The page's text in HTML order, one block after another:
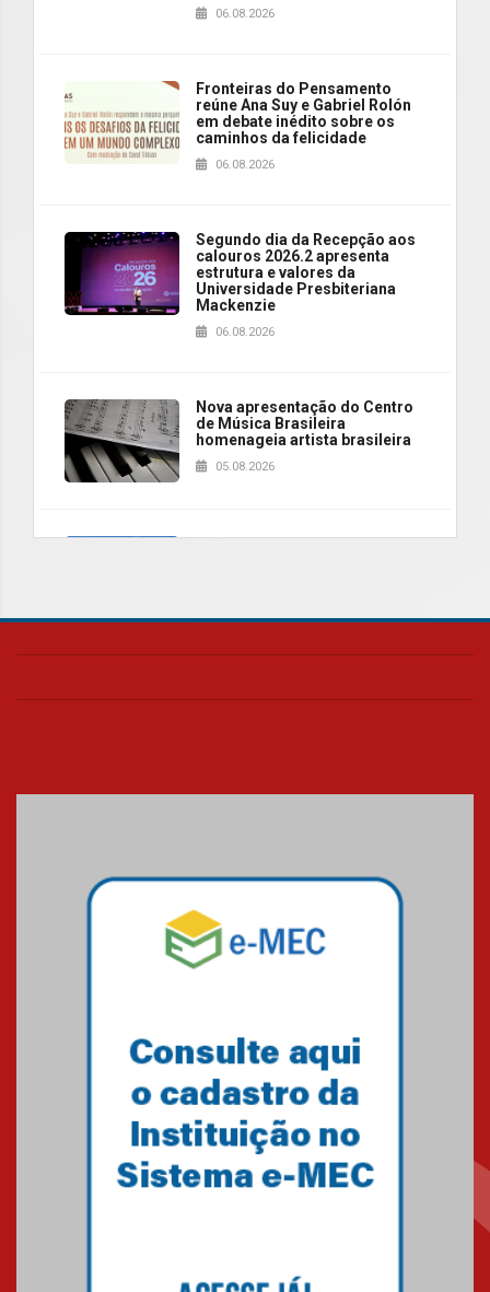
06.08.2026
Fronteiras do Pensamento
reúne Ana Suy e Gabriel Rolón
em debate inédito sobre os
caminhos da felicidade
06.08.2026
Segundo dia da Recepção aos
calouros 2026.2 apresenta
estrutura e valores da
Universidade Presbiteriana
Mackenzie
06.08.2026
Nova apresentação do Centro
de Música Brasileira
homenageia artista brasileira
05.08.2026
das novas tecnologias em
04.08.2026
Como o Colégio Mackenzie
Brasília prepara seus
Como os pais podem investir
na educação dos filhos além da
escola
docentes para debater